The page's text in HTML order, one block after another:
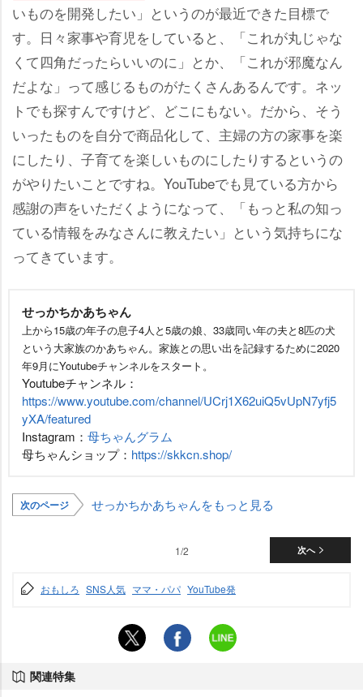
いものを開発したい」というのが最近できた目標で
す。日々家事や育児をしていると、「これが丸じゃな
くて四角だったらいいのに」とか、「これが邪魔なん
だよな」って感じるものがたくさんあるんです。ネッ
トでも探すんですけど、どこにもない。だから、そう
いったものを自分で商品化して、主婦の方の家事を楽
にしたり、子育てを楽しいものにしたりするというの
がやりたいことですね。YouTubeでも見ている方から
感謝の声をいただくようになって、「もっと私の知っ
ている情報をみなさんに教えたい」という気持ちにな
ってきています。
せっかちかあちゃん
上から15歳の年子の息子4人と5歳の娘、33歳同い年の夫と8匹の犬
という大家族のかあちゃん。家族との思い出を記録するために2020
年9月にYoutubeチャンネルをスタート。
Youtubeチャンネル：
https://www.youtube.com/channel/UCrj1X62uiQ5vUpN7yfj5
yXA/featured
Instagram： 母ちゃんグラム
母ちゃんショップ： https://skkcn.shop/
次のページ せっかちかあちゃんをもっと見る
次へ
1/2
おもしろ SNS人気 ママ・パパ YouTube発
関連特集